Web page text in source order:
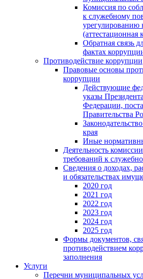
Комиссия по
к служебному
урегулированию
(аттестационная
Обратная связь
фактах
Противодействие коррупции
Правовые основы
коррупции
Действующие
указы
Федерации,
Правительства
края
Иные
Деятельность
требований к
Сведения о доходах,
и обязательствах
2020 год
2021 год
2022 год
2023 год
2024 год
2025 год
Формы документов,
противодействием
заполнения
Услуги
Перечни муниципальных